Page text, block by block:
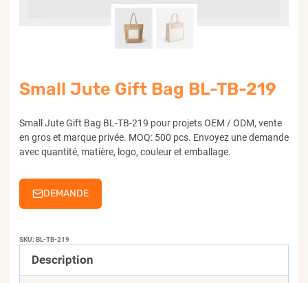
Small Jute Gift Bag BL-TB-219
Small Jute Gift Bag BL-TB-219 pour projets OEM / ODM, vente
en gros et marque privée. MOQ: 500 pcs. Envoyez une demande
avec quantité, matière, logo, couleur et emballage.
DEMANDE
SKU: BL-TB-219
Description